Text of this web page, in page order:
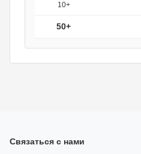
10+
50+
Связаться с нами